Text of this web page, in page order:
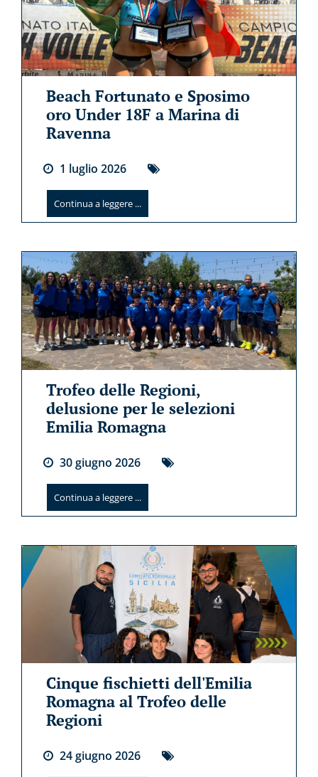
Beach Fortunato e Sposimo
oro Under 18F a Marina di
Ravenna
1 luglio 2026
Continua a leggere ...
Trofeo delle Regioni,
delusione per le selezioni
Emilia Romagna
30giugno 2026
Continua a leggere ...
Cinque fischietti dell'Emilia
Romagna al Trofeo delle
Regioni
24giugno 2026